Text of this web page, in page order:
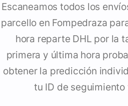
Escaneamos todos los
parcello en Fompedraza
hora reparte DHL por la
primera y última hora
obtener la predicción
tu ID de